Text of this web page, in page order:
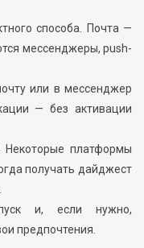
способа. Почта —
мессенджеры, push-
или в мессенджер
— без активации
Некоторые платформы
получать дайджест
и, если нужно,
предпочтения.